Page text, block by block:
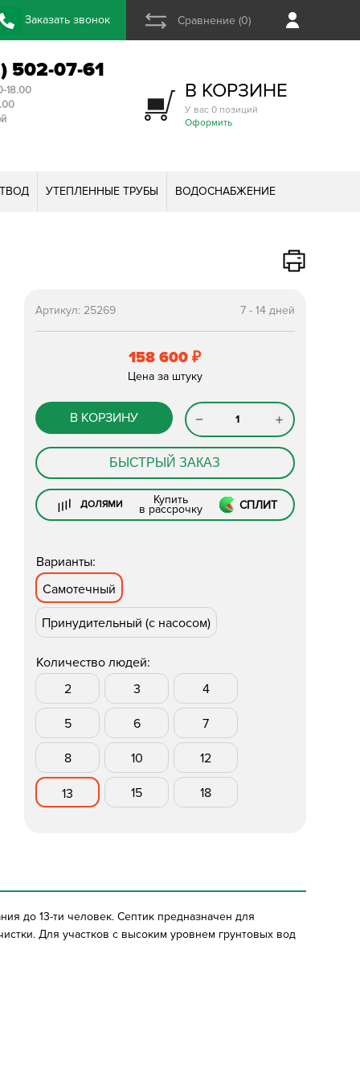
Заказать звонок Сравнение (0)
502-07-61
18.00
В КОРЗИНЕ
У вас 0 позиций
Оформить
УТЕПЛЕННЫЕ ТРУБЫ ВОДОСНАБЖЕНИЕ
7 - 14 дней
Артикул:25269
158 600₽
Цена за штуку
В КОРЗИНУ
БЫСТРЫЙ ЗАКАЗ
ДОЛЯМИ Купить
в рассрочку СПЛИТ
Варианты:
Самотечный
Принудительный (с насосом)
Количество людей:
2
3 4
5 6 7
8 10 12
13 15 18
до 13-ти человек. Септик предназначен для
Для участков с высоким уровнем грунтовых вод